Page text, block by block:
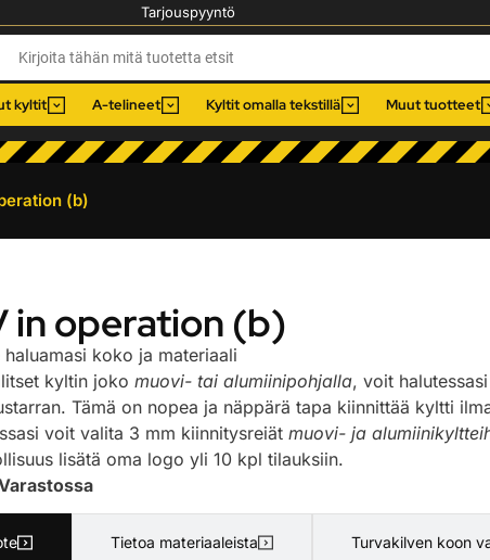
Tarjouspyyntö
kyltit A-telineet Kyltit omalla tekstillä Muut tuotteet
(b)
in operation (b)
haluamasi koko ja materiaali
kyltin joko muovi- tai alumiinipohjalla, voit
Tämä on nopea ja näppärä tapa kiinnittää kyltti
voit valita 3 mm kiinnitysreiät muovi- ja
lisätä oma logo yli 10 kpl tilauksiin.
Tietoa materiaaleista Turvakilven koon